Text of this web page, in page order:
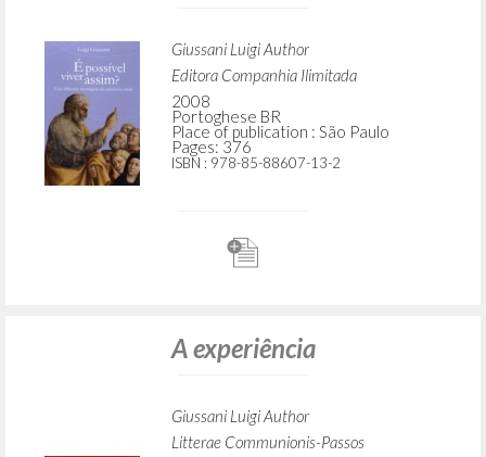
Giussani Luigi Author
Editora Companhia Ilimitada
2008
Portoghese BR
Place of publication : São Paulo
Pages: 376
ISBN : 978-85-88607-13-2
A experiência
Giussani Luigi Author
Litterae Communionis-Passos